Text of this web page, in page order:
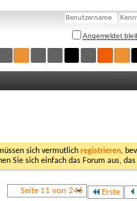
Angemeldet
sich vermutlich registrieren,
Sie sich einfach das Forum aus,
Seite 11 von 246 Erste